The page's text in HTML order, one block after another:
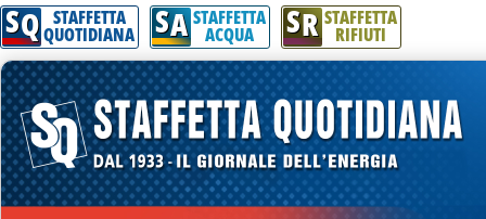
Attenzione! Esegui l'accesso per lèggere interamente la notizia.
SQ STAFFETTA
QUOTIDIANA SA STAFFETTA
ACQUA SR STAFFETTA
RIFIUTI